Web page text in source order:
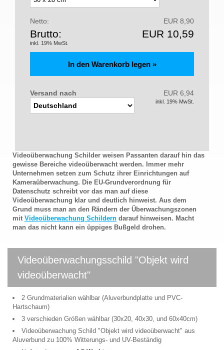
Netto: EUR 8,90
Brutto:
inkl. 19% MwSt.
EUR 10,59
Versand nach EUR 6,94
inkl. 19% MwSt.
Videoüberwachung Schilder weisen Passanten darauf hin das
gewisse Bereiche videoüberwacht werden. Immer mehr
Unternehmen setzen zum Schutz ihrer Einrichtungen auf
Kameraüberwachung. Die EU-Grundverordnung für
Datenschutz schreibt vor das man auf diese
Videoüberwachung klar und deutlich hinweist. Aus dem
Grund muss man an den Rändern der Überwachungszonen
mit Videoüberwachung Schildern darauf hinweisen. Macht
man das nicht kann ein üppiges Bußgeld drohen.
Videoüberwachungsschild "Objekt wird
videoüberwacht"
2 Grundmaterialien wählbar (Aluverbundplatte und PVC-
Hartschaum)
3 verschieden Größen wählbar (30x20, 40x30, und 60x40cm)
Videoüberwachung Schild "Objekt wird videoüberwacht" aus
Aluverbund zu 100% Witterungs- und UV-Beständig